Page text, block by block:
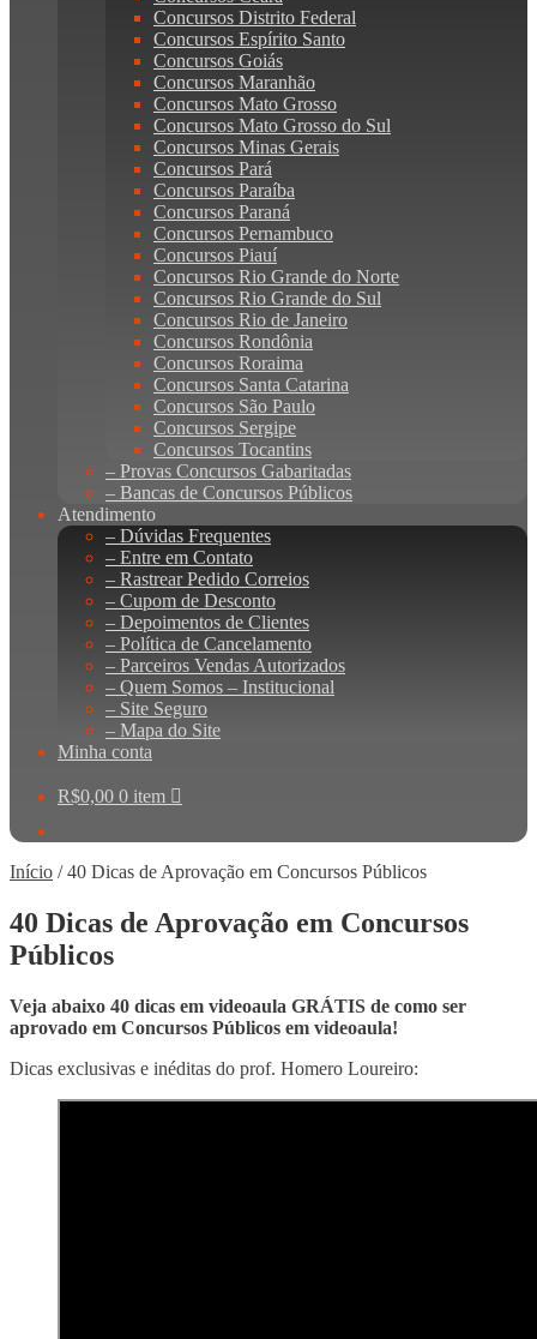
Concursos Distrito Federal
Concursos Espírito Santo
Concursos Goiás
Concursos Maranhão
Concursos Mato Grosso
Concursos Mato Grosso do Sul
Concursos Minas Gerais
Concursos Pará
Concursos Paraíba
Concursos Paraná
Concursos Pernambuco
Concursos Piauí
Concursos Rio Grande do Norte
Concursos Rio Grande do Sul
Concursos Rio de Janeiro
Concursos Rondônia
Concursos Roraima
Concursos Santa Catarina
Concursos São Paulo
Concursos Sergipe
Concursos Tocantins
– Provas Concursos Gabaritadas
– Bancas de Concursos Públicos
Atendimento
– Dúvidas Frequentes
– Entre em Contato
– Rastrear Pedido Correios
– Cupom de Desconto
– Depoimentos de Clientes
– Política de Cancelamento
– Parceiros Vendas Autorizados
– Quem Somos – Institucional
– Site Seguro
– Mapa do Site
Minha conta
R$0,00 0 item
Início /40 Dicas de Aprovação em Concursos Públicos
40 Dicas de Aprovação em Concursos
Públicos
Veja abaixo 40 dicas em videoaula GRÁTIS de como ser
aprovado em Concursos Públicos em videoaula!
Dicas exclusivas e inéditas do prof. Homero Loureiro: